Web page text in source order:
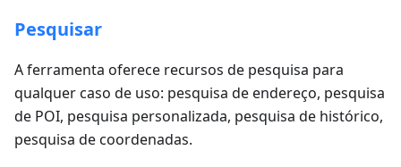
Pesquisar
A ferramenta oferece recursos de pesquisa para
qualquer caso de uso: pesquisa de endereço, pesquisa
de POI, pesquisa personalizada, pesquisa de histórico,
pesquisa de coordenadas.